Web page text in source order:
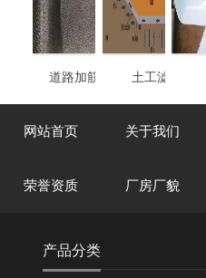
道路加筋滤网 土工滤网
网站首页 关于我们
荣誉资质 厂房厂貌
产品分类